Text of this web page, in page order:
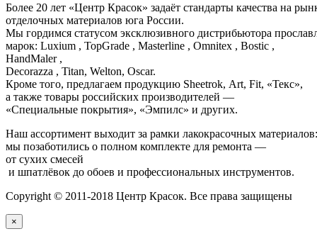
Более 20 лет «Центр Красок» задаёт стандарты качества на
отделочных материалов юга России.
Мы гордимся статусом эксклюзивного дистрибьютора
марок: Luxium , TopGrade , Masterline , Omnitex , Bostic ,
HandMaler ,
Decorazza , Titan, Welton, Oscar.
Кроме того, предлагаем продукцию Sheetrok, Art, Fit, «Текс»,
а также товары российских производителей —
«Специальные покрытия», «Эмпилс» и других.
Наш ассортимент выходит за рамки лакокрасочных
мы позаботились о полном комплекте для ремонта —
от сухих смесей
и шпатлёвок до обоев и профессиональных инструментов.
Copyright © 2011-2018 Центр Красок. Все права защищены
×